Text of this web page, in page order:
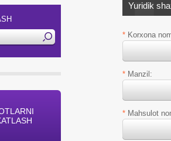
Yuridik
* Korxona
* Manzil:
* Mahsulot